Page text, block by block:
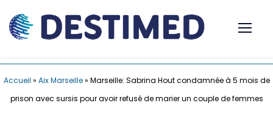
Accueil » Aix Marseille» Marseille: Sabrina Hout condamnée à 5 mois de
prison avec sursis pour avoir refusé de marier un couple de femmes